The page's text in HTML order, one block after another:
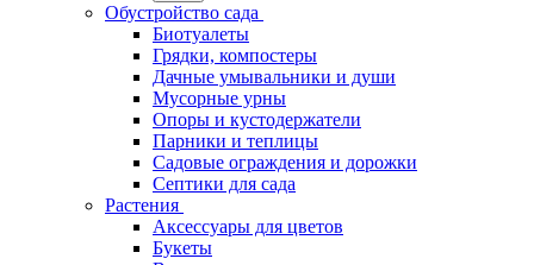
Обустройство сада
Биотуалеты
Грядки, компостеры
Дачные умывальники и души
Мусорные урны
Опоры и кустодержатели
Парники и теплицы
Садовые ограждения и дорожки
Септики для сада
Растения
Аксессуары для цветов
Букеты